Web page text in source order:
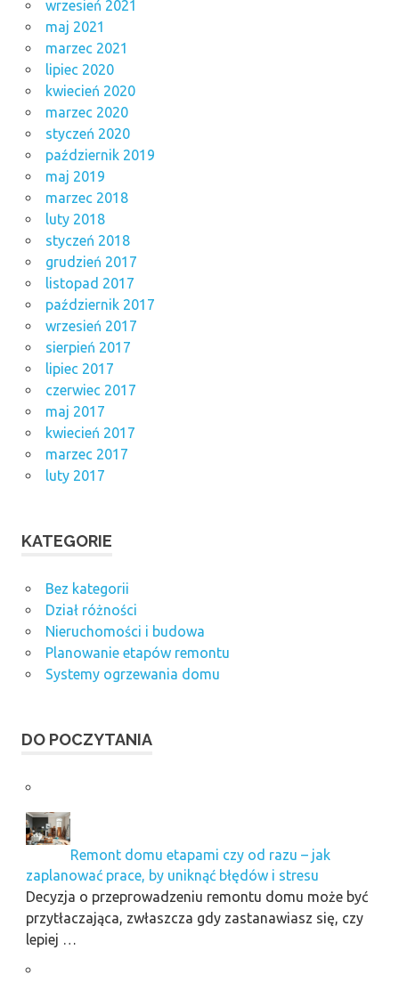
wrzesień 2021
maj 2021
marzec 2021
lipiec 2020
kwiecień 2020
marzec 2020
styczeń 2020
październik 2019
maj 2019
marzec 2018
luty 2018
styczeń 2018
grudzień 2017
listopad 2017
październik 2017
wrzesień 2017
sierpień 2017
lipiec 2017
czerwiec 2017
maj 2017
kwiecień 2017
marzec 2017
luty 2017
KATEGORIE
Bez kategorii
Dział różności
Nieruchomości i budowa
Planowanie etapów remontu
Systemy ogrzewania domu
DO POCZYTANIA
Remont domu etapami czy od razu – jak
zaplanować prace, by uniknąć błędów i stresu
Decyzja o przeprowadzeniu remontu domu może być
przytłaczająca, zwłaszcza gdy zastanawiasz się, czy
lepiej …